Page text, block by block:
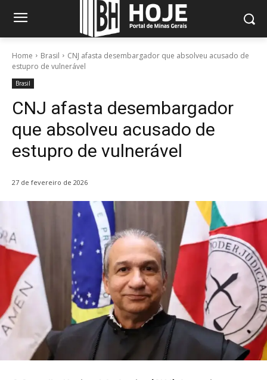
Home Brasil
CNJ afasta desembargador que absolveu acusado de
estupro de vulnerável
Brasil
CNJ afasta desembargador
que absolveu acusado de
estupro de vulnerável
27 de fevereiro de 2026